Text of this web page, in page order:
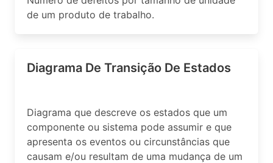
de um produto de trabalho.
Diagrama De Transição De Estados
Diagrama que descreve os estados que um
componente ou sistema pode assumir e que
apresenta os eventos ou circunstâncias que
causam e/ou resultam de uma mudança de um